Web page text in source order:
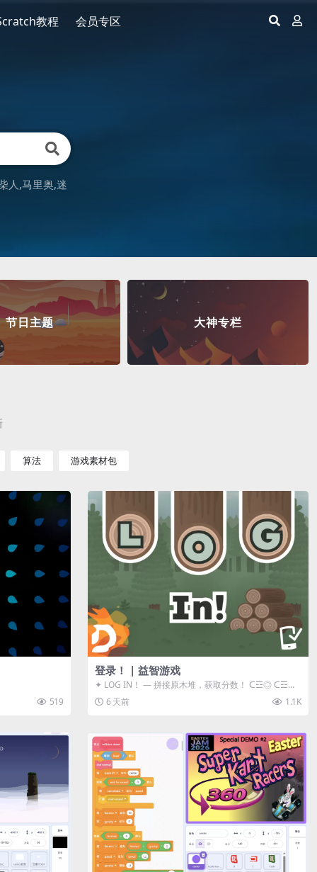
教程 会员专区
人 马里奥 迷
节日主题 大神专栏
算法 游戏素材包
519
登录！ | 益智游戏
✦ LOG IN！ — 拼接原木堆，获取分数！ ᑕ☲◎ ᑕ☲◎
ᑕ☲◎ ᑕ☲◎ ...
6 天前 1.1K